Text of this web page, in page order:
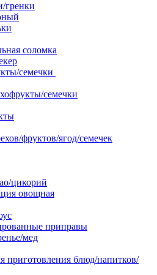
гренки
соломка
семечки
семечки
фруктов/ягод/семечек
цикорий
овощная
приправы
мед
приготовления блюд/напитков/